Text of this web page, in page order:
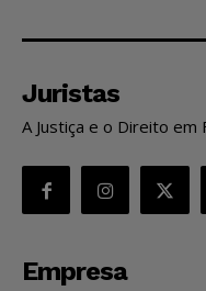
Juristas
A Justiça e o Direito em
Empresa